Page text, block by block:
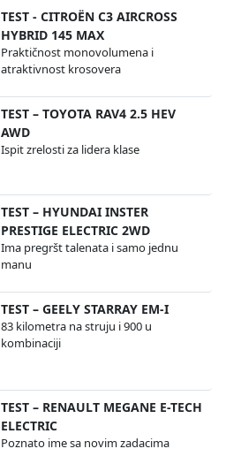
TEST - CITROËN C3 AIRCROSS
HYBRID 145 MAX
Praktičnost monovolumena i
atraktivnost krosovera
TEST – TOYOTA RAV4 2.5 HEV
AWD
Ispit zrelosti za lidera klase
TEST – HYUNDAI INSTER
PRESTIGE ELECTRIC 2WD
Ima pregršt talenata i samo jednu
manu
TEST – GEELY STARRAY EM-I
83 kilometra na struju i 900 u
kombinaciji
TEST – RENAULT MEGANE E-TECH
ELECTRIC
Poznato ime sa novim zadacima